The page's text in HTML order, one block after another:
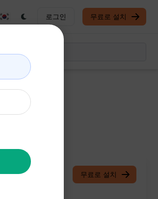
로그인 무료로 설치
무료로 설치